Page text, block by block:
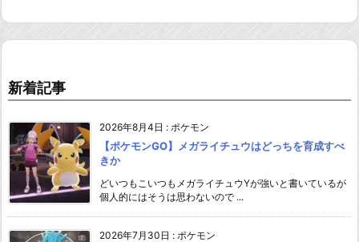
新着記事
2026年8月4日 : ポケモン
【ポケモンGO】メガライチュウはどっちを育成すべ
きか
どいつもこいつもメガライチュウYが強いと書いているが
個人的にはそうは思わないので ...
2026年7月30日 : ポケモン